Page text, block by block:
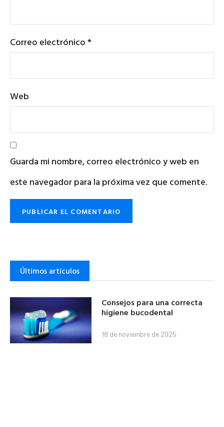
Correo electrónico*
Web
Guarda mi nombre, correo electrónico y web en
este navegador para la próxima vez que comente.
Últimos artículos
Consejos para una correcta
higiene bucodental
18 de noviembre de 2025